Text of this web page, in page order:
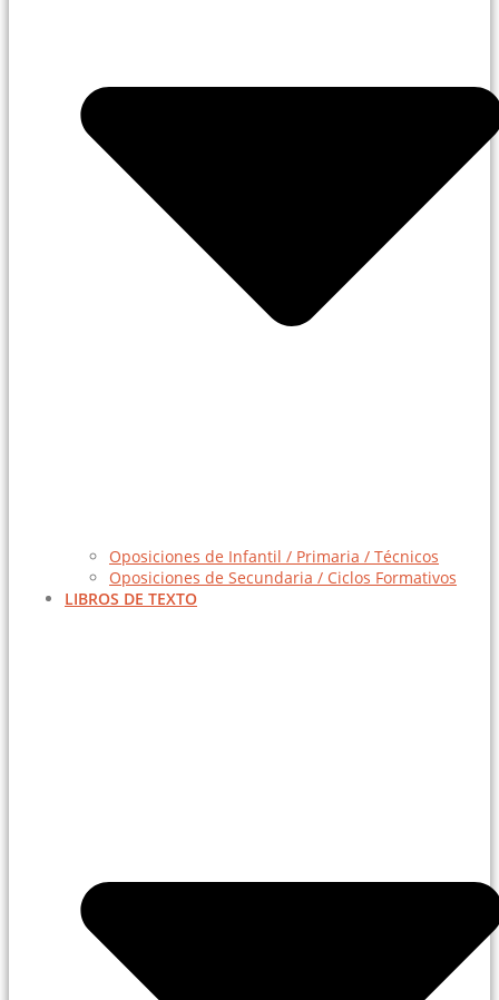
Oposiciones de Infantil / Primaria / Técnicos
Oposiciones de Secundaria / Ciclos Formativos
LIBROS DE TEXTO